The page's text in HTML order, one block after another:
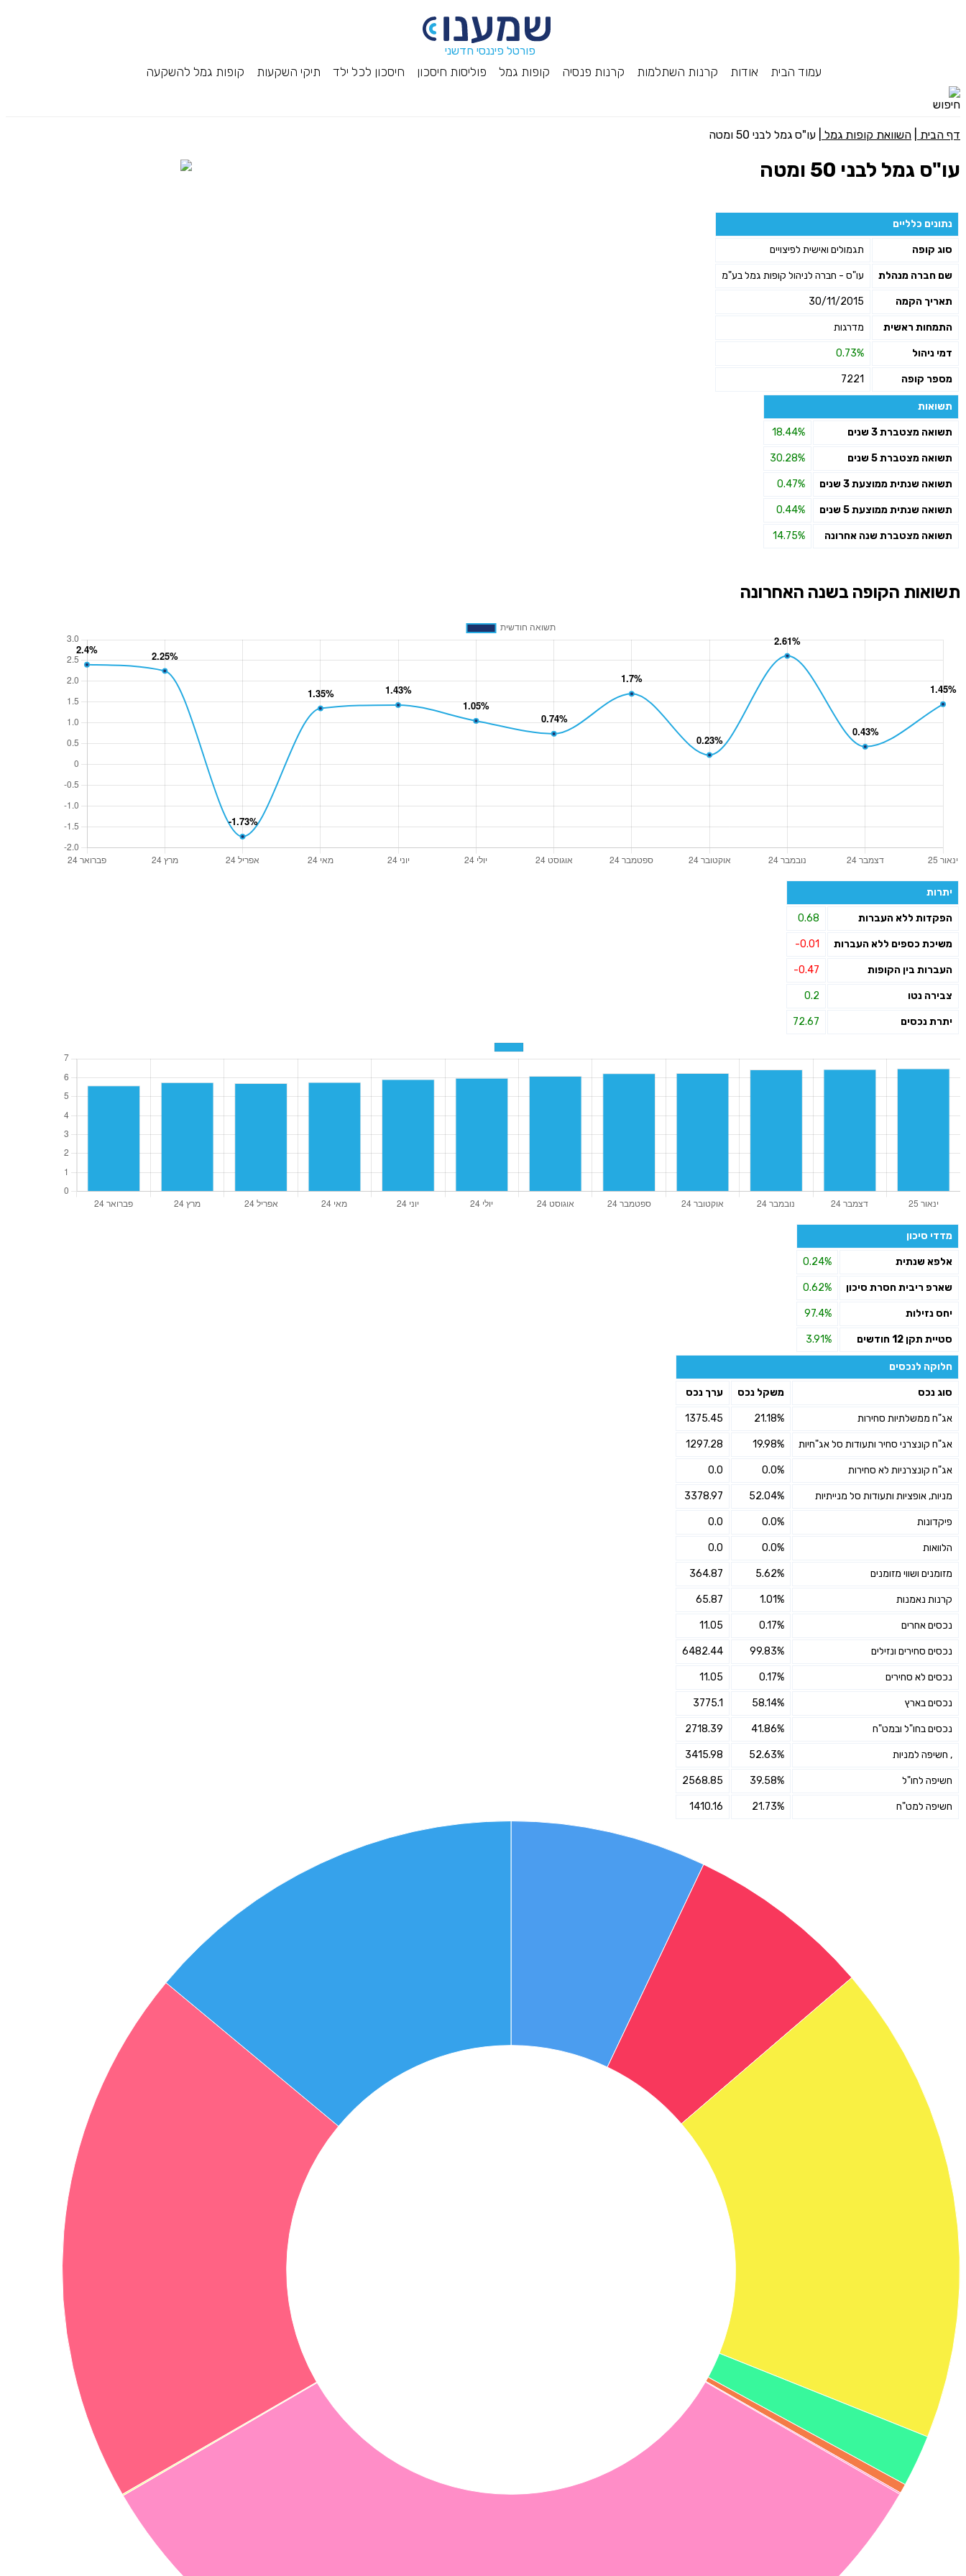
פורטל פיננסי חדשני
עמוד הבית אודות קרנות השתלמות קרנות פנסיה קופות גמל פוליסות חיסכון חיסכון לכל ילד תיקי השקעות קופות גמל להשקעה
דף הבית השוואת קופות גמל עו"ס גמל לבני 50 ומטה
עו"ס גמל לבני 50 ומטה
נתונים כלליים
סוג קופה תגמולים ואישית לפיצויים
שם חברה מנהלת עו"ס - חברה לניהול קופות גמל בע"מ
תאריך הקמה 30/11/2015
התמחות ראשית מדרגות
דמי ניהול 0.73%
מספר קופה 7221
תשואות
תשואה מצטברת 3 שנים 18.44%
תשואה מצטברת 5 שנים 30.28%
תשואה שנתית ממוצעת 3 שנים 0.47%
תשואה שנתית ממוצעת 5 שנים 0.44%
תשואה מצטברת שנה אחרונה 14.75%
תשואות הקופה בשנה האחרונה
יתרות
הפקדות ללא העברות 0.68
משיכת כספים ללא העברות -0.01
העברות בין הקופות -0.47
צבירה נטו 0.2
יתרת נכסים 72.67
מדדי סיכון
אלפא שנתית 0.24%
שארפ ריבית חסרת סיכון 0.62%
יחס נזילות 97.4%
סטיית תקן 12 חודשים 3.91%
חלוקה לנכסים
סוג נכס משקל נכס ערך נכס
אג"ח ממשלתיות סחירות 21.18%
1375.45
אג"ח קונצרני סחיר ותעודות סל אג"חיות 19.98%
1297.28
אג"ח קונצרניות לא סחירות 0.0%
0.0
מניות, אופציות ותעודות סל מנייתיות 52.04%
3378.97
פיקדונות 0.0%
0.0
הלוואות 0.0%
0.0
מזומנים ושווי מזומנים 5.62%
364.87
קרנות נאמנות 1.01%
65.87
נכסים אחרים 0.17%
11.05
נכסים סחירים ונזילים 99.83%
6482.44
נכסים לא סחירים 0.17%
11.05
נכסים בארץ 58.14%
3775.1
נכסים בחו"ל ובמט"ח 41.86%
2718.39
, חשיפה למניות 52.63%
3415.98
חשיפה לחו"ל 39.58%
2568.85
חשיפה למט"ח 21.73%
1410.16